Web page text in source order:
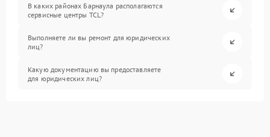
В каких районах Барнаула располагаются
сервисные центры TCL?
Выполняете ли вы ремонт для юридических
лиц?
Какую документацию вы предоставляете
для юридических лиц?